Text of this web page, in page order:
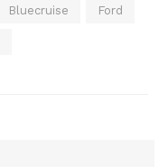
Bluecruise Ford